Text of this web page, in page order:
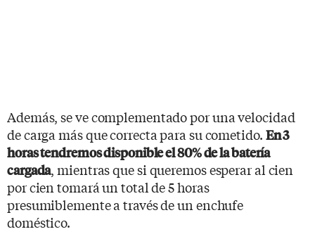
Además, se ve complementado por una velocidad
de carga más que correcta para su cometido. En 3
horas tendremos disponible el 80% de la batería
cargada, mientras que si queremos esperar al cien
por cien tomará un total de 5 horas
presumiblemente a través de un enchufe
doméstico.